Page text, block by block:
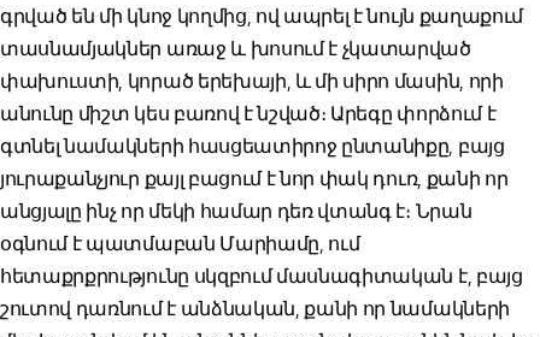
գրված են մի կնոջ կողմից, ով ապրել է նույն քաղաքում
տասնամյակներ առաջ և խոսում է չկատարված
փախուստի, կորած երեխայի, և մի սիրո մասին, որի
անունը միշտ կես բառով է նշված։ Արեգը փորձում է
գտնել նամակների հասցեատիրոջ ընտանիքը, բայց
յուրաքանչյուր քայլ բացում է նոր փակ դուռ, քանի որ
անցյալը ինչ որ մեկի համար դեռ վտանգ է։ Նրան
օգնում է պատմաբան Մարիամը, ում
հետաքրքրությունը սկզբում մասնագիտական է, բայց
շուտով դառնում է անձնական, քանի որ նամակների